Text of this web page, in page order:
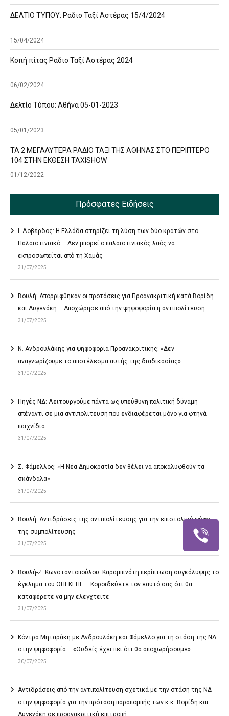
ΔΕΛΤΙΟ ΤΥΠΟΥ: Ράδιο Ταξί Αστέρας 15/4/2024
15/04/2024
Κοπή πίτας Ράδιο Ταξί Αστέρας 2024
06/02/2024
Δελτίο Τύπου: Αθήνα 05-01-2023
05/01/2023
ΤΑ 2 ΜΕΓΑΛΥΤΕΡΑ ΡΑΔΙΟ ΤΑΞΙ ΤΗΣ ΑΘΗΝΑΣ ΣΤΟ ΠΕΡΙΠΤΕΡΟ
104 ΣΤΗΝ ΕΚΘΕΣΗ TAXISHOW
01/12/2022
Πρόσφατες Ειδήσεις
Ι. Λοβέρδος: Η Ελλάδα στηρίζει τη λύση των δύο κρατών στο
Παλαιστινιακό – Δεν μπορεί ο παλαιστινιακός λαός να
εκπροσωπείται από τη Χαμάς
31/07/2025
Βουλή: Απορρίφθηκαν οι προτάσεις για Προανακριτική κατά Βορίδη
και Αυγενάκη – Αποχώρησε από την ψηφοφορία η αντιπολίτευση
31/07/2025
Ν. Ανδρουλάκης για ψηφοφορία Προανακριτικής: «Δεν
αναγνωρίζουμε το αποτέλεσμα αυτής της διαδικασίας»
31/07/2025
Πηγές ΝΔ: Λειτουργούμε πάντα ως υπεύθυνη πολιτική δύναμη
απέναντι σε μια αντιπολίτευση που ενδιαφέρεται μόνο για φτηνά
παιχνίδια
31/07/2025
Σ. Φάμελλος: «Η Νέα Δημοκρατία δεν θέλει να αποκαλυφθούν τα
σκάνδαλα»
31/07/2025
Βουλή: Αντιδράσεις της αντιπολίτευσης για την επιστολική ψήφο
της συμπολίτευσης
31/07/2025
Βουλή-Ζ. Κωνσταντοπούλου: Καραμπινάτη περίπτωση συγκάλυψης το
έγκλημα του ΟΠΕΚΕΠΕ – Κοροϊδεύετε τον εαυτό σας ότι θα
καταφέρετε να μην ελεγχτείτε
31/07/2025
Κόντρα Μηταράκη με Ανδρουλάκη και Φάμελλο για τη στάση της ΝΔ
στην ψηφοφορία – «Ουδείς έχει πει ότι θα αποχωρήσουμε»
30/07/2025
Αντιδράσεις από την αντιπολίτευση σχετικά με την στάση της ΝΔ
στην ψηφοφορία για την πρόταση παραπομπής των κ.κ. Βορίδη και